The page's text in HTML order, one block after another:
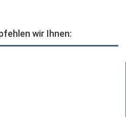
wir Ihnen: